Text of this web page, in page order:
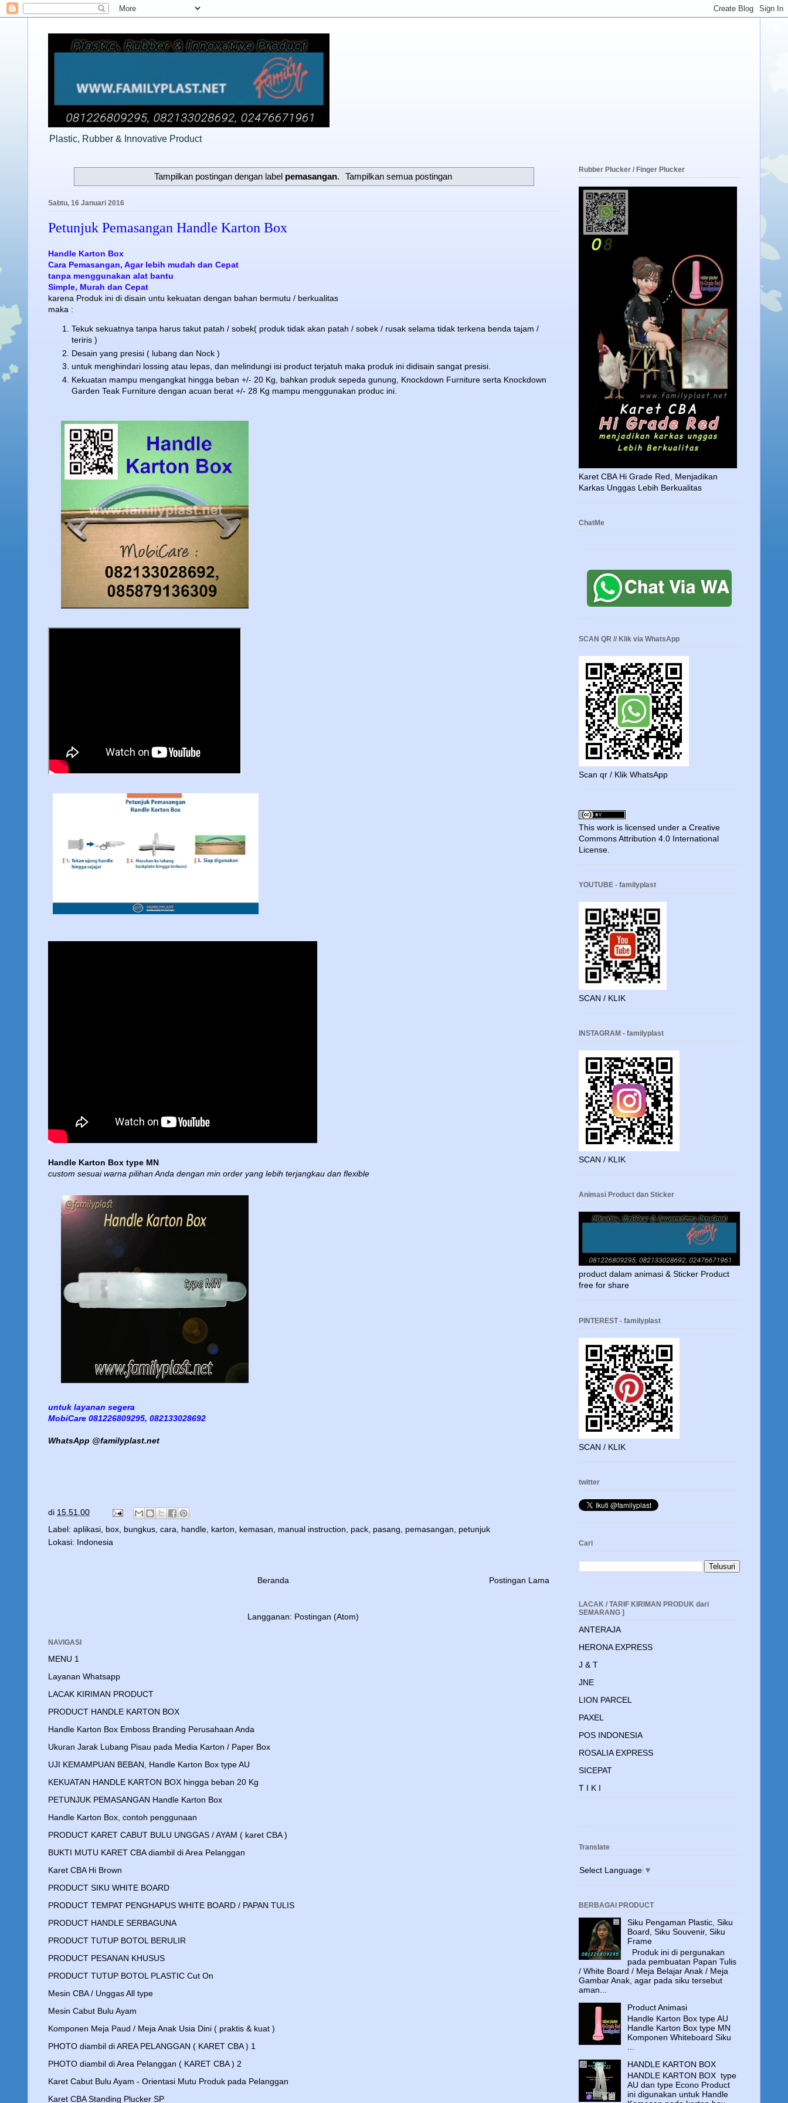
Plastic, Rubber & Innovative Product
Tampilkan postingan dengan label pemasangan. Tampilkan semua postingan
Sabtu, 16 Januari 2016
Petunjuk Pemasangan Handle Karton Box
Handle Karton Box
Cara Pemasangan, Agar lebih mudah dan Cepat
tanpa menggunakan alat bantu
Simple, Murah dan Cepat
karena Produk ini di disain untu kekuatan dengan bahan bermutu / berkualitas
maka :
Tekuk sekuatnya tanpa harus takut patah / sobek( produk tidak akan patah / sobek / rusak selama tidak terkena benda tajam /
teriris )
Desain yang presisi ( lubang dan Nock )
untuk menghindari lossing atau lepas, dan melindungi isi product terjatuh maka produk ini didisain sangat presisi.
Kekuatan mampu mengangkat hingga beban +/- 20 Kg, bahkan produk sepeda gunung, Knockdown Furniture serta Knockdown
Garden Teak Furniture dengan acuan berat +/- 28 Kg mampu menggunakan produc ini.
Handle Karton Box type MN
custom sesuai warna pilihan Anda dengan min order yang lebih terjangkau dan flexible
untuk layanan segera
MobiCare 081226809295, 082133028692
WhatsApp @familyplast.net
di 15.51.00
Label: aplikasi box bungkus cara handle karton kemasan manual instruction pack pasang pemasangan
petunjuk
Lokasi: Indonesia
Postingan Lama
Beranda
Langganan: Postingan (Atom)
NAVIGASI
MENU 1
Layanan Whatsapp
LACAK KIRIMAN PRODUCT
PRODUCT HANDLE KARTON BOX
Handle Karton Box Emboss Branding Perusahaan Anda
Ukuran Jarak Lubang Pisau pada Media Karton / Paper Box
UJI KEMAMPUAN BEBAN, Handle Karton Box type AU
KEKUATAN HANDLE KARTON BOX hingga beban 20 Kg
PETUNJUK PEMASANGAN Handle Karton Box
Handle Karton Box, contoh penggunaan
PRODUCT KARET CABUT BULU UNGGAS / AYAM ( karet CBA )
BUKTI MUTU KARET CBA diambil di Area Pelanggan
Karet CBA Hi Brown
PRODUCT SIKU WHITE BOARD
PRODUCT TEMPAT PENGHAPUS WHITE BOARD / PAPAN TULIS
PRODUCT HANDLE SERBAGUNA
PRODUCT TUTUP BOTOL BERULIR
PRODUCT PESANAN KHUSUS
PRODUCT TUTUP BOTOL PLASTIC Cut On
Mesin CBA / Unggas All type
Mesin Cabut Bulu Ayam
Komponen Meja Paud / Meja Anak Usia Dini ( praktis & kuat )
PHOTO diambil di AREA PELANGGAN ( KARET CBA ) 1
PHOTO diambil di Area Pelanggan ( KARET CBA ) 2
Karet Cabut Bulu Ayam - Orientasi Mutu Produk pada Pelanggan
Karet CBA Standing Plucker SP
Rubber Plucker / Finger Plucker
Karet CBA Hi Grade Red, Menjadikan
Karkas Unggas Lebih Berkualitas
ChatMe
SCAN QR // Klik via WhatsApp
Scan qr / Klik WhatsApp
This work is licensed under a Creative
Commons Attribution 4.0 International
License
YOUTUBE - familyplast
SCAN / KLIK
INSTAGRAM - familyplast
SCAN / KLIK
Animasi Product dan Sticker
product dalam animasi & Sticker Product
free for share
PINTEREST - familyplast
SCAN / KLIK
twitter
Cari
LACAK / TARIF KIRIMAN PRODUK dari
SEMARANG ]
ANTERAJA
HERONA EXPRESS
J & T
JNE
LION PARCEL
PAXEL
POS INDONESIA
ROSALIA EXPRESS
SICEPAT
T I K I
Translate
Select Language ▼
BERBAGAI PRODUCT
Siku Pengaman Plastic, Siku
Board, Siku Souvenir, Siku
Frame
Produk ini di pergunakan
pada pembuatan Papan Tulis
/ White Board / Meja Belajar Anak / Meja
Gambar Anak, agar pada siku tersebut
aman...
Product Animasi
Handle Karton Box type AU
Handle Karton Box type MN
Komponen Whiteboard Siku
HANDLE KARTON BOX
HANDLE KARTON BOX type
AU dan type Econo Product
ini digunakan untuk Handle